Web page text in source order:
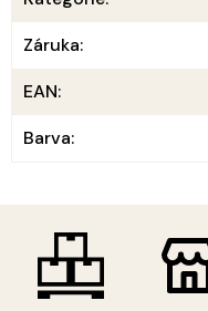
Záruka:
EAN:
Barva: